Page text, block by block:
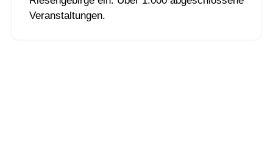
Veranstaltungen.